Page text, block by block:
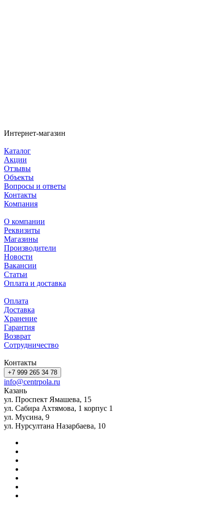
Интернет-магазин
Каталог
Акции
Отзывы
Объекты
Вопросы и ответы
Контакты
Компания
О компании
Реквизиты
Магазины
Производители
Новости
Вакансии
Статьи
Оплата и доставка
Оплата
Доставка
Хранение
Гарантия
Возврат
Сотрудничество
Контакты
+7 999 265 34 78
info@centrpola.ru
Казань
ул. Проспект Ямашева, 15
ул. Сабира Ахтямова, 1 корпус 1
ул. Мусина, 9
ул. Нурсултана Назарбаева, 10